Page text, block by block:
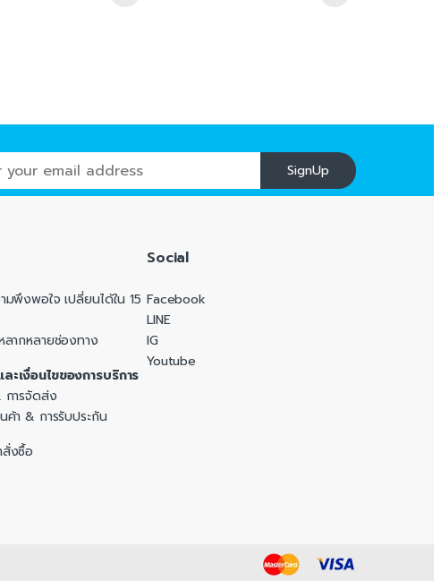
SignUp
มพึงพอใจ เปลี่ยนได้ใน 15
ลากหลายช่องทาง
ะเงื่อนไขของการบริการ
การจัดส่ง
ค้า & การรับประกัน
สั่งซื้อ
Social
Facebook
LINE
IG
Youtube